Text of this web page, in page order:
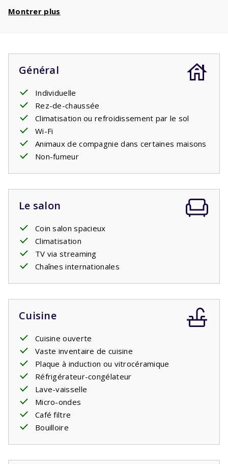
coin salon confortable, où les chaînes internationales
trois chambres ont deux ou trois lits simples
confortables. La maison de vacances dispose de deux
, une avec un lavabo et une baignoire et
une avec un lavabo, des toilettes et une douche. Il y a une
deuxième toilette séparée. Sur la terrasse avec salon de
jardin vous pourrez profiter del’intimitéet de la
tranquillité tout en surplombant les Pyrénées. Pendant la
journée et le soir, vous pouvez vous asseoir ici tout en
dégustant un verre de vin et les enfants jouent. Les frais
de parc de cette maison sont légèrement plus élevés car
Montrer plus
Général
Individuelle
Rez-de-chaussée
Climatisation ou refroidissement par le sol
Wi-Fi
Animaux de compagnie dans certaines maisons
Non-fumeur
Le salon
Coin salon spacieux
Climatisation
TV via streaming
Chaînes internationales
Cuisine
Cuisine ouverte
Vaste inventaire de cuisine
Plaque à induction ou vitrocéramique
Réfrigérateur-congélateur
Lave-vaisselle
Micro-ondes
Café filtre
Bouilloire